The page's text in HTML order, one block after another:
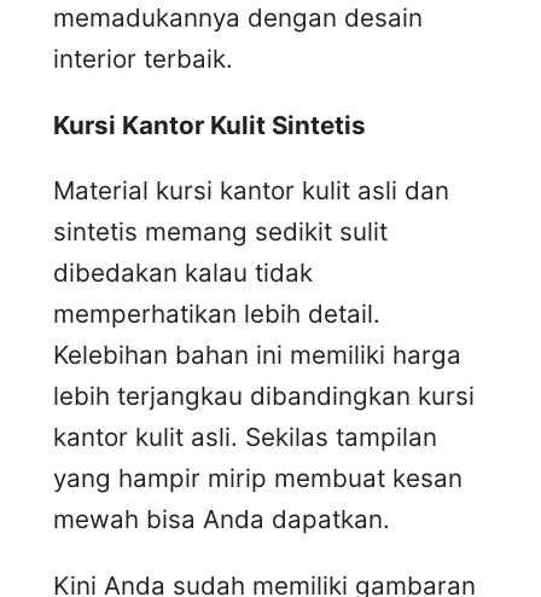
memadukannya dengan desain
interior terbaik.
Kursi Kantor Kulit Sintetis
Material kursi kantor kulit asli dan
sintetis memang sedikit sulit
dibedakan kalau tidak
memperhatikan lebih detail.
Kelebihan bahan ini memiliki harga
lebih terjangkau dibandingkan kursi
kantor kulit asli. Sekilas tampilan
yang hampir mirip membuat kesan
mewah bisa Anda dapatkan.
Kini Anda sudah memiliki gambaran